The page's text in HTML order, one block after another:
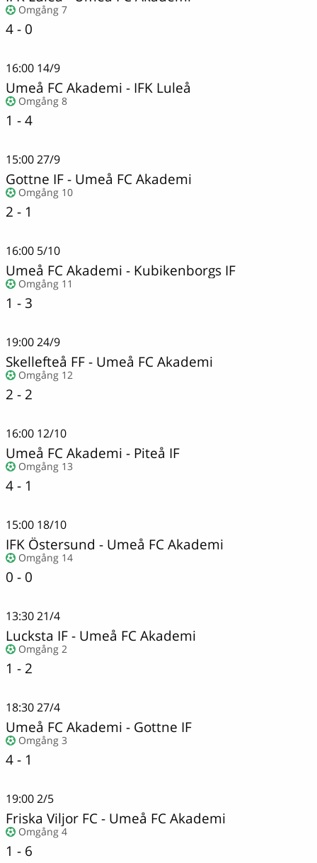
Omgång 7
4 - 0
16:00 14/9
Umeå FC Akademi - IFK Luleå
Omgång 8
1 - 4
15:0027/9
Gottne IF- Umeå FC Akademi
Omgång 10
2 - 1
16:00 5/10
Umeå FC Akademi - Kubikenborgs IF
Omgång 11
1 - 3
19:0024/9
Skellefteå FF - Umeå FC Akademi
Omgång 12
2 - 2
16:00 12/10
Umeå FC Akademi - Piteå IF
Omgång 13
4 - 1
15:00 18/10
IFK Östersund - Umeå FC Akademi
Omgång 14
0 - 0
13:3021/4
Lucksta IF- Umeå FC Akademi
Omgång 2
1 - 2
18:3027/4
Umeå FC Akademi - Gottne IF
Omgång 3
4 - 1
19:002/5
Friska Viljor FC- Umeå FC Akademi
Omgång 4
1 - 6